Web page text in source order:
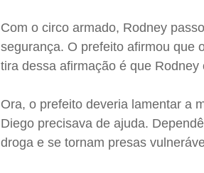
Com o circo armado, Rodney
segurança. O prefeito afirmou que
tira dessa afirmação é que Rodney
Ora, o prefeito deveria lamentar a
Diego precisava de ajuda.
droga e se tornam presas